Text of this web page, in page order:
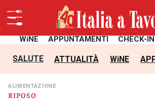
WiNE APPUNTAMENTI CHECK-IN
SALUTE ATTUALITÀ WiNE
RIPOSO
ALIMENTAZIONE